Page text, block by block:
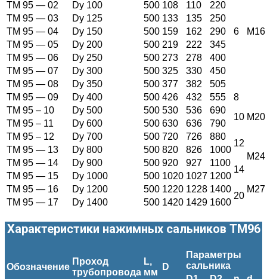
6 M16
ТМ 95 — 02
Dy 100 500 108 110
220
ТМ 95 — 03
Dy 125 500 133 135
250
ТМ 95 — 04
Dy 150 500 159 162
290
ТМ 95 — 05
Dy 200 500 219 222
345
ТМ 95 — 06
Dy 250 500 273 278
400
ТМ 95 — 07
Dy 300 500 325 330
450
ТМ 95 — 08
Dy 350 500 377 382
505
ТМ 95 — 09
Dy 400 500 426 432 555
8
M20
ТМ 95 – 10 Dy 500 500 530 536 690
10
ТМ 95 – 11 Dy 600 500 630 636
790
ТМ 95 – 12
Dy 700 500 720 726 880
12
ТМ 95 — 13 Dy 800 500 820 826 1000
M24
ТМ 95 — 14 Dy 900 500 920 927 1100
14
ТМ 95 — 15 Dy 1000 500 1020 1027 1200
M27
ТМ 95 — 16 Dy 1200 500 1220 1228 1400
20
ТМ 95 — 17 Dy 1400 500 1420 1429 1600
Характеристики нажимных сальников ТМ96
Обозначение
Проход
трубопровода
L,
мм
D
Параметры
сальника